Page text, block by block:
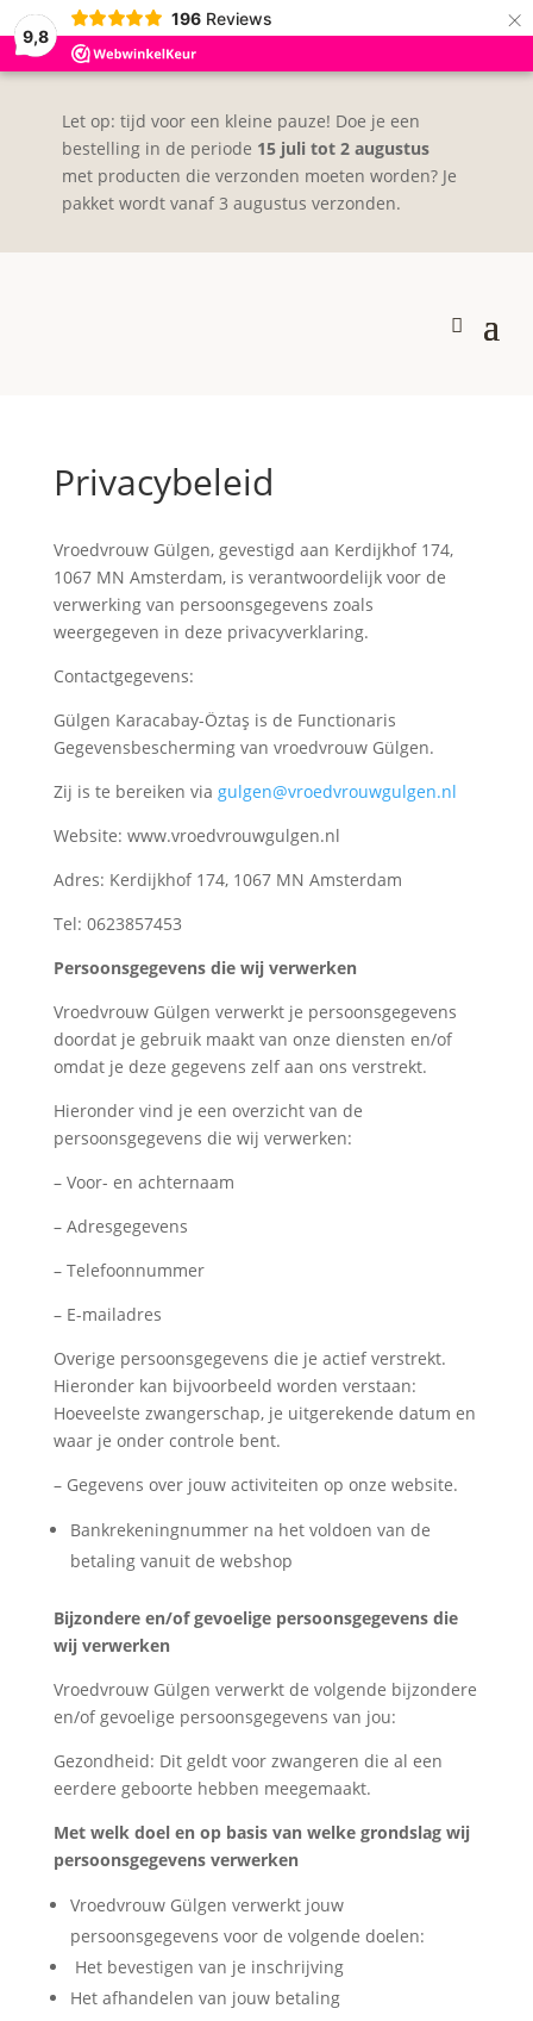
9,8
196 Reviews ×
Let op: tijd voor een kleine pauze! Doe je een
bestelling in de periode 15 juli tot 2 augustus
met producten die verzonden moeten worden? Je
pakket wordt vanaf 3 augustus verzonden.
Privacybeleid
Vroedvrouw Gülgen, gevestigd aan Kerdijkhof 174,
1067 MN Amsterdam, is verantwoordelijk voor de
verwerking van persoonsgegevens zoals
weergegeven in deze privacyverklaring.
Contactgegevens:
Gülgen Karacabay-Öztaş is de Functionaris
Gegevensbescherming van vroedvrouw Gülgen.
Zij is te bereiken via gulgen@vroedvrouwgulgen.nl
Website: www.vroedvrouwgulgen.nl
Adres: Kerdijkhof 174, 1067 MN Amsterdam
Tel: 0623857453
Persoonsgegevens die wij verwerken
Vroedvrouw Gülgen verwerkt je persoonsgegevens
doordat je gebruik maakt van onze diensten en/of
omdat je deze gegevens zelf aan ons verstrekt.
Hieronder vind je een overzicht van de
persoonsgegevens die wij verwerken:
– Voor- en achternaam
– Adresgegevens
– Telefoonnummer
– E-mailadres
Overige persoonsgegevens die je actief verstrekt.
Hieronder kan bijvoorbeeld worden verstaan:
Hoeveelste zwangerschap, je uitgerekende datum en
waar je onder controle bent.
– Gegevens over jouw activiteiten op onze website.
Bankrekeningnummer na het voldoen van de
betaling vanuit de webshop
Bijzondere en/of gevoelige persoonsgegevens die
wij verwerken
Vroedvrouw Gülgen verwerkt de volgende bijzondere
en/of gevoelige persoonsgegevens van jou:
Gezondheid: Dit geldt voor zwangeren die al een
eerdere geboorte hebben meegemaakt.
Met welk doel en op basis van welke grondslag wij
persoonsgegevens verwerken
Vroedvrouw Gülgen verwerkt jouw
persoonsgegevens voor de volgende doelen:
Het bevestigen van je inschrijving
Het afhandelen van jouw betaling